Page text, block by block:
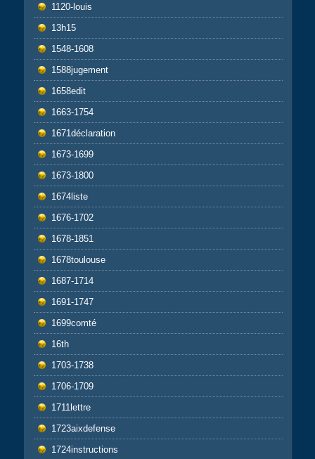
1120-louis
13h15
1548-1608
1588jugement
1658edit
1663-1754
1671déclaration
1673-1699
1673-1800
1674liste
1676-1702
1678-1851
1678toulouse
1687-1714
1691-1747
1699comté
16th
1703-1738
1706-1709
1711lettre
1723aixdefense
1724instructions